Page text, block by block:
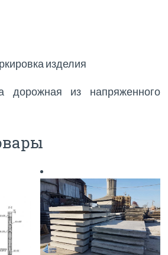
изделия
из напряженного